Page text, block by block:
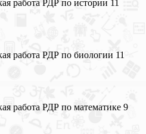
работа РДР по истории 11
работа РДР по биологии 11
работа РДР по математике 9